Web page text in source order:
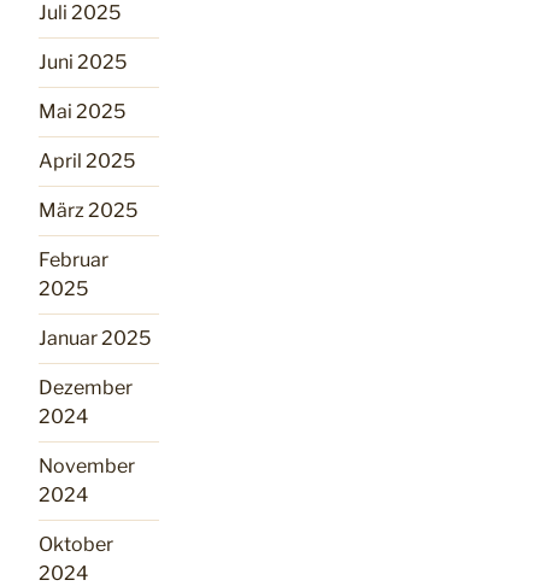
Juli 2025
Juni 2025
Mai 2025
April 2025
März 2025
Februar
2025
Januar 2025
Dezember
2024
November
2024
Oktober
2024